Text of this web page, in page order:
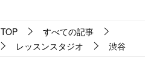
TOP
すべての記事
レッスンスタジオ 渋谷